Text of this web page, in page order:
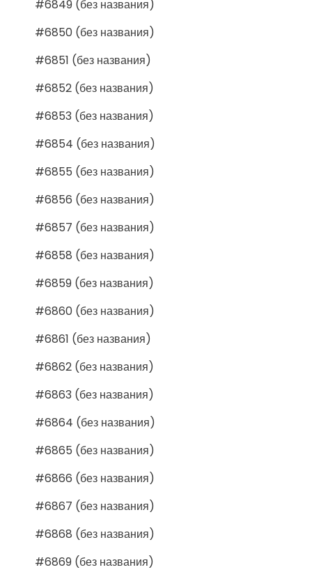
#6849 (без названия)
#6850 (без названия)
#6851 (без названия)
#6852 (без названия)
#6853 (без названия)
#6854 (без названия)
#6855 (без названия)
#6856 (без названия)
#6857 (без названия)
#6858 (без названия)
#6859 (без названия)
#6860 (без названия)
#6861 (без названия)
#6862 (без названия)
#6863 (без названия)
#6864 (без названия)
#6865 (без названия)
#6866 (без названия)
#6867 (без названия)
#6868 (без названия)
#6869 (без названия)